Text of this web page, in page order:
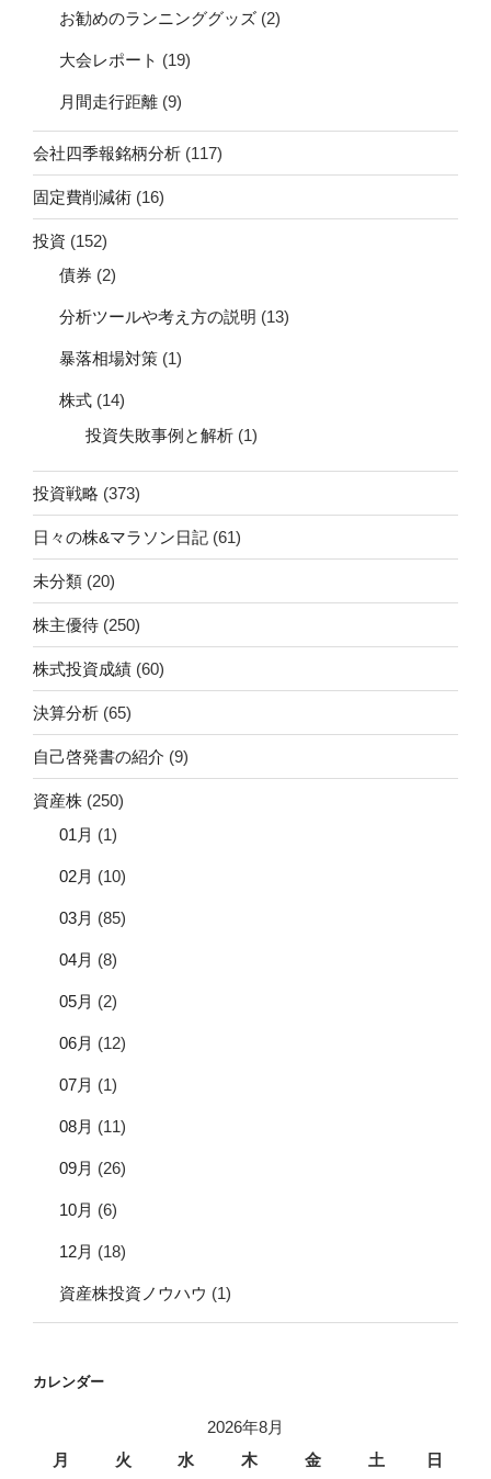
お勧めのランニンググッズ (2)
大会レポート (19)
月間走行距離 (9)
会社四季報銘柄分析 (117)
固定費削減術 (16)
投資 (152)
債券 (2)
分析ツールや考え方の説明 (13)
暴落相場対策 (1)
株式 (14)
投資失敗事例と解析 (1)
投資戦略 (373)
日々の株&マラソン日記 (61)
未分類 (20)
株主優待 (250)
株式投資成績 (60)
決算分析 (65)
自己啓発書の紹介 (9)
資産株 (250)
01月 (1)
02月 (10)
03月 (85)
04月 (8)
05月 (2)
06月 (12)
07月 (1)
08月 (11)
09月 (26)
10月 (6)
12月 (18)
資産株投資ノウハウ (1)
カレンダー
2026年8月
月
火 水 木 金 土 日